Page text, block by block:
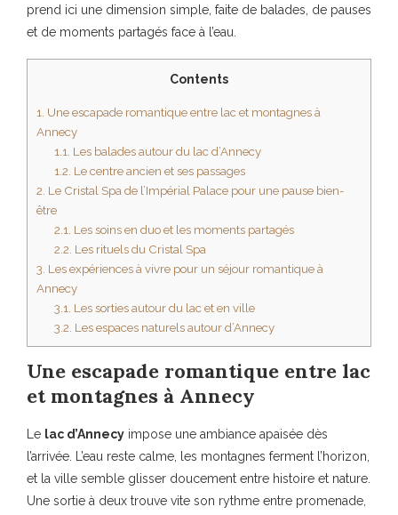
prend ici une dimension simple, faite de balades, de pauses
et de moments partagés face à l’eau.
Contents
1. Une escapade romantique entre lac et montagnes à
Annecy
1.1. Les balades autour du lac d’Annecy
1.2. Le centre ancien et ses passages
2. Le Cristal Spa de l’Impérial Palace pour une pause bien-
être
2.1. Les soins en duo et les moments partagés
2.2. Les rituels du Cristal Spa
3. Les expériences à vivre pour un séjour romantique à
Annecy
3.1. Les sorties autour du lac et en ville
3.2. Les espaces naturels autour d’Annecy
Une escapade romantique entre lac
et montagnes à Annecy
Le lac d’Annecy impose une ambiance apaisée dès
l’arrivée. L’eau reste calme, les montagnes ferment l’horizon,
et la ville semble glisser doucement entre histoire et nature.
Une sortie à deux trouve vite son rythme entre promenade,